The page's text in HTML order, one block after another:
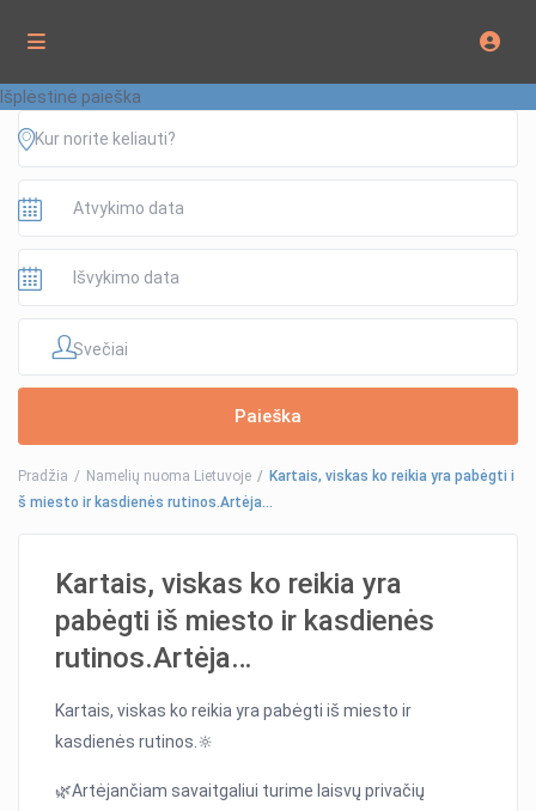
Išplėstinė paieška
Svečiai
Pradžia Namelių nuoma Lietuvoje
Kartais, viskas ko reikia yra pabėgti i
š miesto ir kasdienės rutinos.Artėja…
Kartais, viskas ko reikia yra
pabėgti iš miesto ir kasdienės
rutinos.Artėja…
Kartais, viskas ko reikia yra pabėgti iš miesto ir
kasdienės rutinos.🔆
🌿Artėjančiam savaitgaliui turime laisvų privačių